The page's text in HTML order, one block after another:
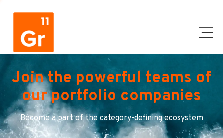
Join the powerful teams of
our portfolio companies
Become a part of the category-defining ecosystem